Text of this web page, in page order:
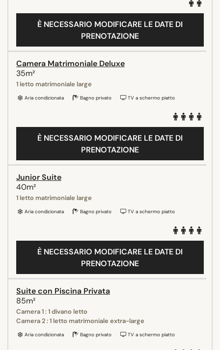
È NECESSARIO MODIFICARE LE DATE DI
PRENOTAZIONE
Camera Matrimoniale Deluxe
35m²
1 letto matrimoniale large
Aria condizionata Bagno privato TV a schermo piatto
È NECESSARIO MODIFICARE LE DATE DI
PRENOTAZIONE
Junior Suite
40m²
1 letto matrimoniale large
Aria condizionata Bagno privato TV a schermo piatto
È NECESSARIO MODIFICARE LE DATE DI
PRENOTAZIONE
Suite con Piscina Privata
85m²
Camera 1 : 1 divano letto
Camera 2 : 1 letto matrimoniale extra-large
Aria condizionata Bagno privato TV a schermo piatto